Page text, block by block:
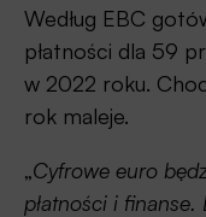
Według EBC
płatności dla 59
w 2022 roku.
rok maleje.
„Cyfrowe euro
płatności i